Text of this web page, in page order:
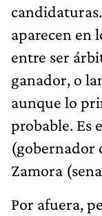
aparecen en
entre ser
ganador, o
aunque lo
probable. Es
(gobernador
Zamora
Por afuera,